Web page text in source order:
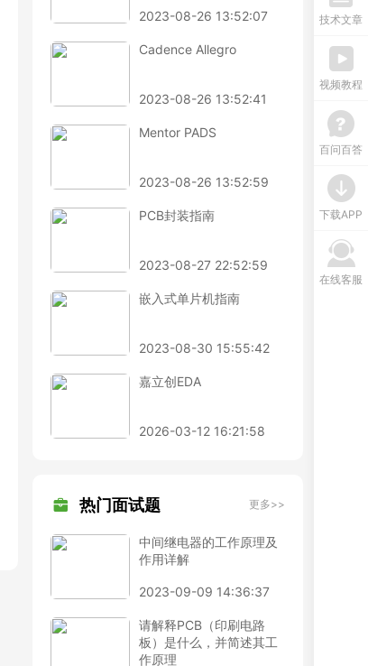
2023-08-26 13:52:07
Cadence Allegro
2023-08-26 13:52:41
Mentor PADS
2023-08-26 13:52:59
PCB封装指南
2023-08-27 22:52:59
嵌入式单片机指南
2023-08-30 15:55:42
嘉立创EDA
2026-03-12 16:21:58
热门面试题 更多>>
中间继电器的工作原理及
作用详解
2023-09-09 14:36:37
请解释PCB（印刷电路
板）是什么，并简述其工
作原理
技术文章
视频教程
百问百答
下载APP
在线客服